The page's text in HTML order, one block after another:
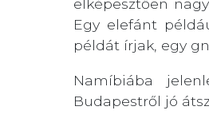
elképesztően
Egy elefánt
példát írjak, egy
Namíbiába
Budapestről jó